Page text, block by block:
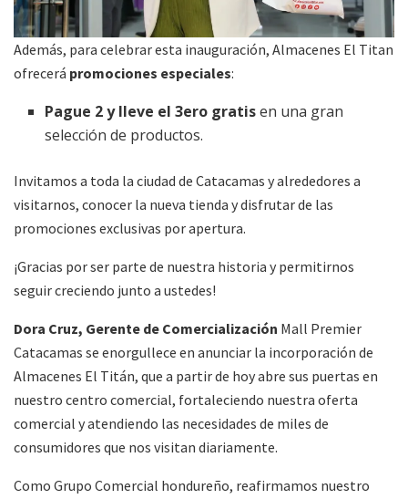
Además, para celebrar esta inauguración, Almacenes El Titan
ofrecerá promociones especiales:
Pague 2 y lleve el 3ero gratisen una gran
selección de productos.
Invitamos a toda la ciudad de Catacamas y alrededores a
visitarnos, conocer la nueva tienda y disfrutar de las
promociones exclusivas por apertura.
¡Gracias por ser parte de nuestra historia y permitirnos
seguir creciendo junto a ustedes!
Dora Cruz, Gerente de Comercialización Mall Premier
Catacamas se enorgullece en anunciar la incorporación de
Almacenes El Titán, que a partir de hoy abre sus puertas en
nuestro centro comercial, fortaleciendo nuestra oferta
comercial y atendiendo las necesidades de miles de
consumidores que nos visitan diariamente.
Como Grupo Comercial hondureño, reafirmamos nuestro